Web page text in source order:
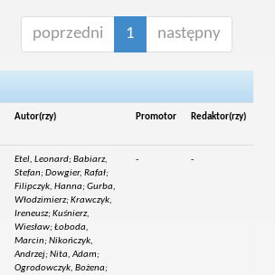
poprzedni 1 następny
Autor(rzy) Promotor Redaktor(rzy)
Etel, Leonard; Babiarz,
Stefan; Dowgier, Rafał;
Filipczyk, Hanna; Gurba,
Włodzimierz; Krawczyk,
Ireneusz; Kuśnierz,
Wiesław; Łoboda,
Marcin; Nikończyk,
Andrzej; Nita, Adam;
Ogrodowczyk, Bożena;
- -